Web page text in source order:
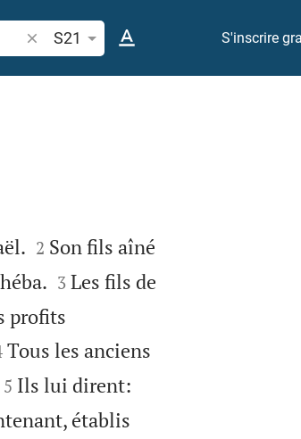
Recherche d'un verset biblique ou mot
S21 S'inscrire

2 Son fils aîné

3 Les fils de
profits
Tous les anciens

5 Ils lui dirent:
établis